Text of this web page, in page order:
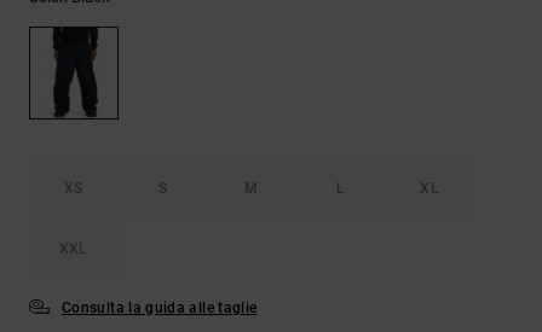
XS S M L XL
XXL
Consulta la guida alle taglie